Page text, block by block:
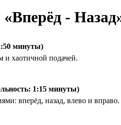
-
минуты)
и хаотичной подачей.
1:15 минуты)
вперёд, назад, влево и вправо.